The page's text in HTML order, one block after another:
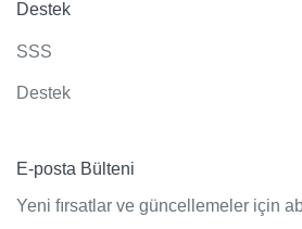
Destek
SSS
Destek
E-posta Bülteni
Yeni fırsatlar ve güncellemeler için